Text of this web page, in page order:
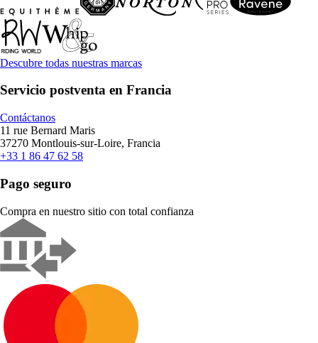
Descubre todas nuestras marcas
Servicio postventa en Francia
Contáctanos
11 rue Bernard Maris
37270 Montlouis-sur-Loire, Francia
+33 1 86 47 62 58
Pago seguro
Compra en nuestro sitio con total confianza